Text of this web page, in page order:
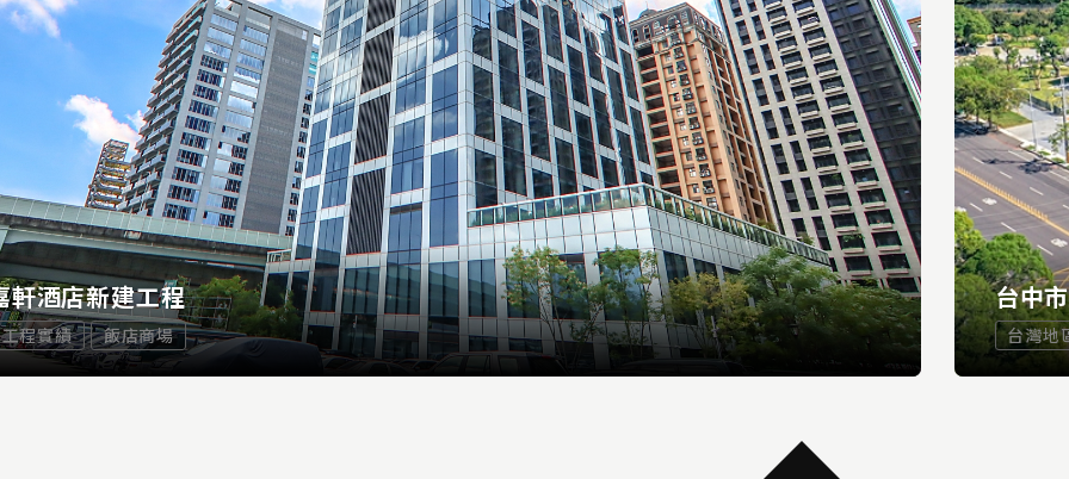
軒酒店新建工程
工程實績 飯店商場
台中
台灣地